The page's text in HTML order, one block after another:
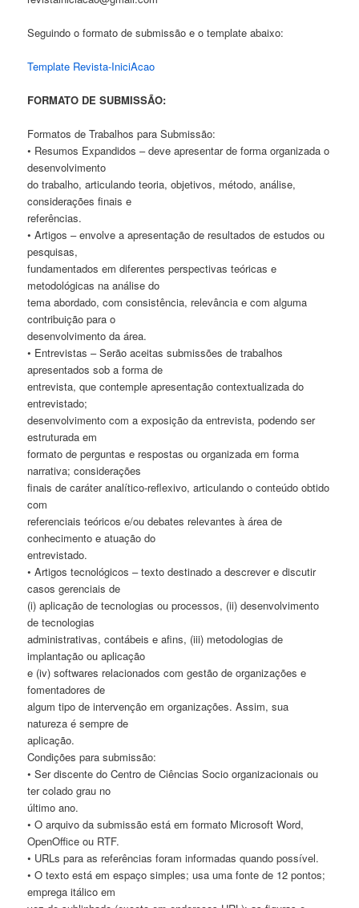
Seguindo o formato de submissão e o template abaixo:
Template Revista-IniciAcao
FORMATO DE SUBMISSÃO:
Formatos de Trabalhos para Submissão:
• Resumos Expandidos – deve apresentar de forma organizada o
desenvolvimento
do trabalho, articulando teoria, objetivos, método, análise,
considerações finais e
referências.
• Artigos – envolve a apresentação de resultados de estudos ou
pesquisas,
fundamentados em diferentes perspectivas teóricas e
metodológicas na análise do
tema abordado, com consistência, relevância e com alguma
contribuição para o
desenvolvimento da área.
• Entrevistas – Serão aceitas submissões de trabalhos
apresentados sob a forma de
entrevista, que contemple apresentação contextualizada do
entrevistado;
desenvolvimento com a exposição da entrevista, podendo ser
estruturada em
formato de perguntas e respostas ou organizada em forma
narrativa; considerações
finais de caráter analítico-reflexivo, articulando o conteúdo obtido
com
referenciais teóricos e/ou debates relevantes à área de
conhecimento e atuação do
entrevistado.
• Artigos tecnológicos – texto destinado a descrever e discutir
casos gerenciais de
(i) aplicação de tecnologias ou processos, (ii) desenvolvimento
de tecnologias
administrativas, contábeis e afins, (iii) metodologias de
implantação ou aplicação
e (iv) softwares relacionados com gestão de organizações e
fomentadores de
algum tipo de intervenção em organizações. Assim, sua
natureza é sempre de
aplicação.
Condições para submissão:
• Ser discente do Centro de Ciências Socio organizacionais ou
ter colado grau no
último ano.
• O arquivo da submissão está em formato Microsoft Word,
OpenOffice ou RTF.
• URLs para as referências foram informadas quando possível.
• O texto está em espaço simples; usa uma fonte de 12 pontos;
emprega itálico em